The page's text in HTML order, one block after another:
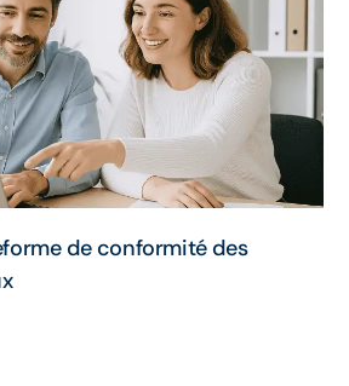
de conformité des